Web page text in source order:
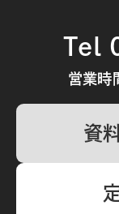
Tel
営業時
資